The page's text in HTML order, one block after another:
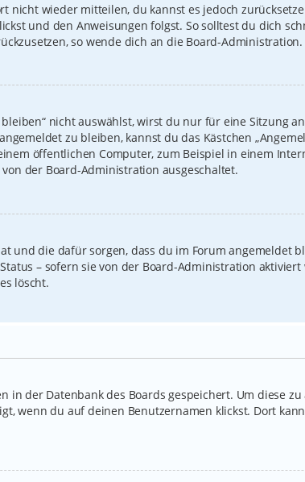
nicht wieder mitteilen, du kannst es jedoch
und den Anweisungen folgst. So solltest du dich
so wende dich an die Board-Administration.
nicht auswählst, wirst du nur für eine Sitzung
zu bleiben, kannst du das Kästchen
öffentlichen Computer, zum Beispiel in einem
der Board-Administration ausgeschaltet.
und die dafür sorgen, dass du im Forum angemeldet
– sofern sie von der Board-Administration
löscht.
der Datenbank des Boards gespeichert. Um diese
wenn du auf deinen Benutzernamen klickst. Dort